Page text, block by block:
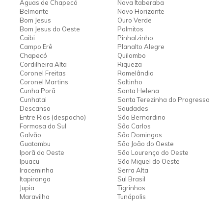
Águas de Chapecó
Belmonte
Bom Jesus
Bom Jesus do Oeste
Caibi
Campo Erê
Chapecó
Cordilheira Alta
Coronel Freitas
Coronel Martins
Cunha Porã
Cunhatai
Descanso
Entre Rios (despacho)
Formosa do Sul
Galvão
Guatambu
Iporã do Oeste
Ipuacu
Iraceminha
Itapiranga
Jupia
Maravilha
Nova Itaberaba
Novo Horizonte
Ouro Verde
Palmitos
Pinhalzinho
Planalto Alegre
Quilombo
Riqueza
Romelândia
Saltinho
Santa Helena
Santa Terezinha do Progresso
Saudades
São Bernardino
São Carlos
São Domingos
São João do Oeste
São Lourenço do Oeste
São Miguel do Oeste
Serra Alta
Sul Brasil
Tigrinhos
Tunápolis